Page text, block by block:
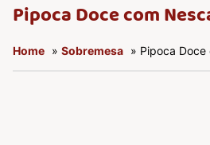
Pipoca Doce com
Home » Sobremesa » Pipoca Doce